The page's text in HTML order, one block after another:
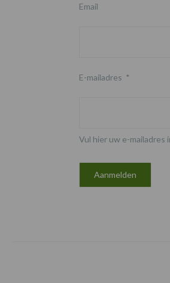
Email
E-mailadres *
Vul hier uw e-mailadres